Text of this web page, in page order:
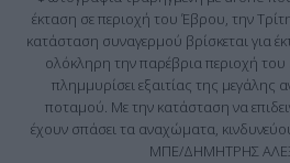
έκταση σε περιοχή του Έβρου, την
κατάσταση συναγερμού βρίσκεται για
ολόκληρη την παρέβρια περιοχή
πλημμυρίσει εξαιτίας της
ποταμού. Με την κατάσταση να
έχουν σπάσει τα αναχώματα,
ΜΠΕ/ΔΗΜΗΤΡΗΣ